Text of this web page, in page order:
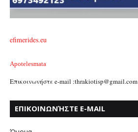
efimerides.eu
Apotelesmata
Επικοινωνήστε e-mail :thrakiotisp@gmail.com
ΕΠΙΚΟΙΝΩΝΉΣΤΕ E-MAIL